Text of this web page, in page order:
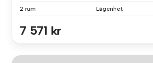
2 rum Lägenhet
7 571 kr